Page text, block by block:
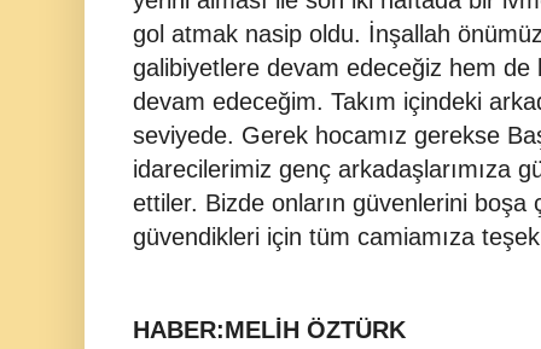
gol atmak nasip oldu. İnşallah
galibiyetlere devam edeceğiz hem de
devam edeceğim. Takım içindeki
seviyede. Gerek hocamız gerekse
idarecilerimiz genç arkadaşlarımıza
ettiler. Bizde onların güvenlerini boşa
güvendikleri için tüm camiamıza
HABER:MELİH ÖZTÜRK